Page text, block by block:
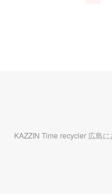
KAZZIN Time recycler 広島